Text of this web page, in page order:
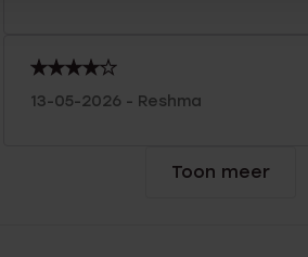
13-05-2026 - Reshma
Toon meer